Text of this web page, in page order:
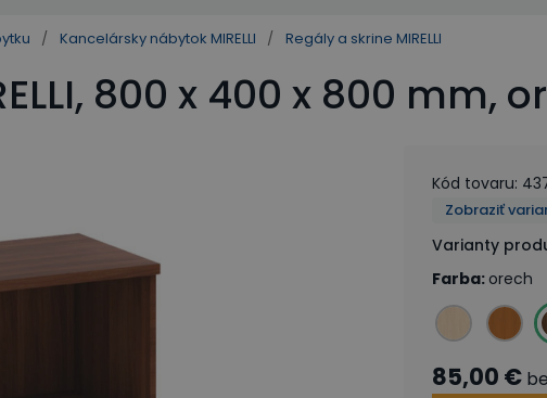
/ Kancelársky nábytok MIRELLI / Regály a skrine MIRELLI
800 x 400 x 800 mm,
Kód tovaru:
Zobraziť
Varianty
Farba: orech
85,00 €